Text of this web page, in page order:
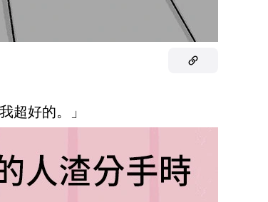
超好的。」